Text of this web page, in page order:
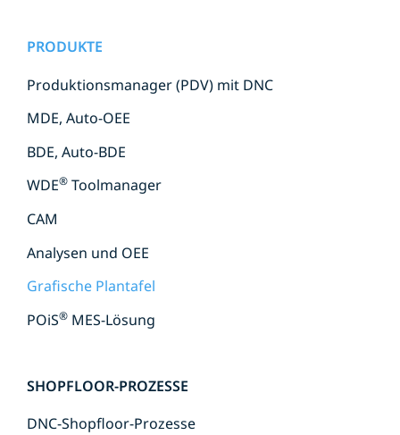
überspringen
PRODUKTE
Produktionsmanager (PDV) mit DNC
MDE, Auto-OEE
BDE, Auto-BDE
WDE® Toolmanager
CAM
Analysen und OEE
Grafische Plantafel
POiS® MES-Lösung
SHOPFLOOR-PROZESSE
DNC-Shopfloor-Prozesse